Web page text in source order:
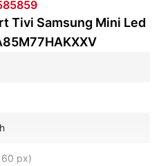
Tivi Samsung Mini Led
px)